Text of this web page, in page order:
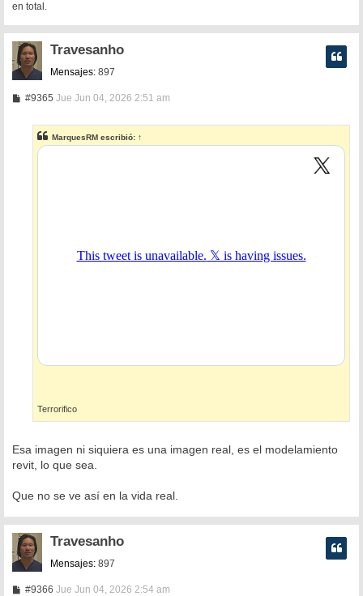
en total.
Travesanho
Mensajes: 897
#9365M
a
Jue Jun 04, 2026 2:51 am
MarquesRM escribió: ↑
Terrorifico
Esa imagen ni siquiera es una imagen real, es el modelamiento
revit, lo que sea.
Que no se ve así en la vida real.
Travesanho
Mensajes: 897
#9366MJue Jun 04, 2026 2:54 am